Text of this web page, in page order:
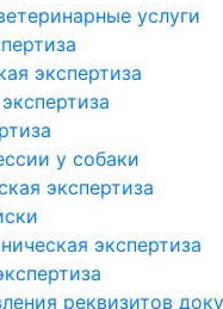
услуги
экспертиза
у собаки
экспертиза
экспертиза
реквизитов